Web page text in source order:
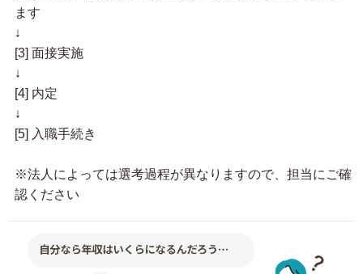
ます
↓
[3] 面接実施
↓
[4] 内定
↓
[5] 入職手続き
※法人によっては選考過程が異なりますので、担当にご確
認ください